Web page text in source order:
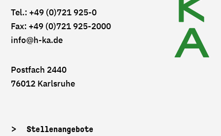
Tel.: +49 (0)721 925-0
Fax: +49 (0)721 925-2000
info@h-ka.de
Postfach 2440
76012 Karlsruhe
Stellenangebote